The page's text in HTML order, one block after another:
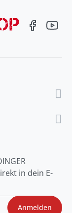
in dein E-
Anmelden